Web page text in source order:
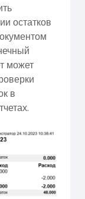
остатков
может
в